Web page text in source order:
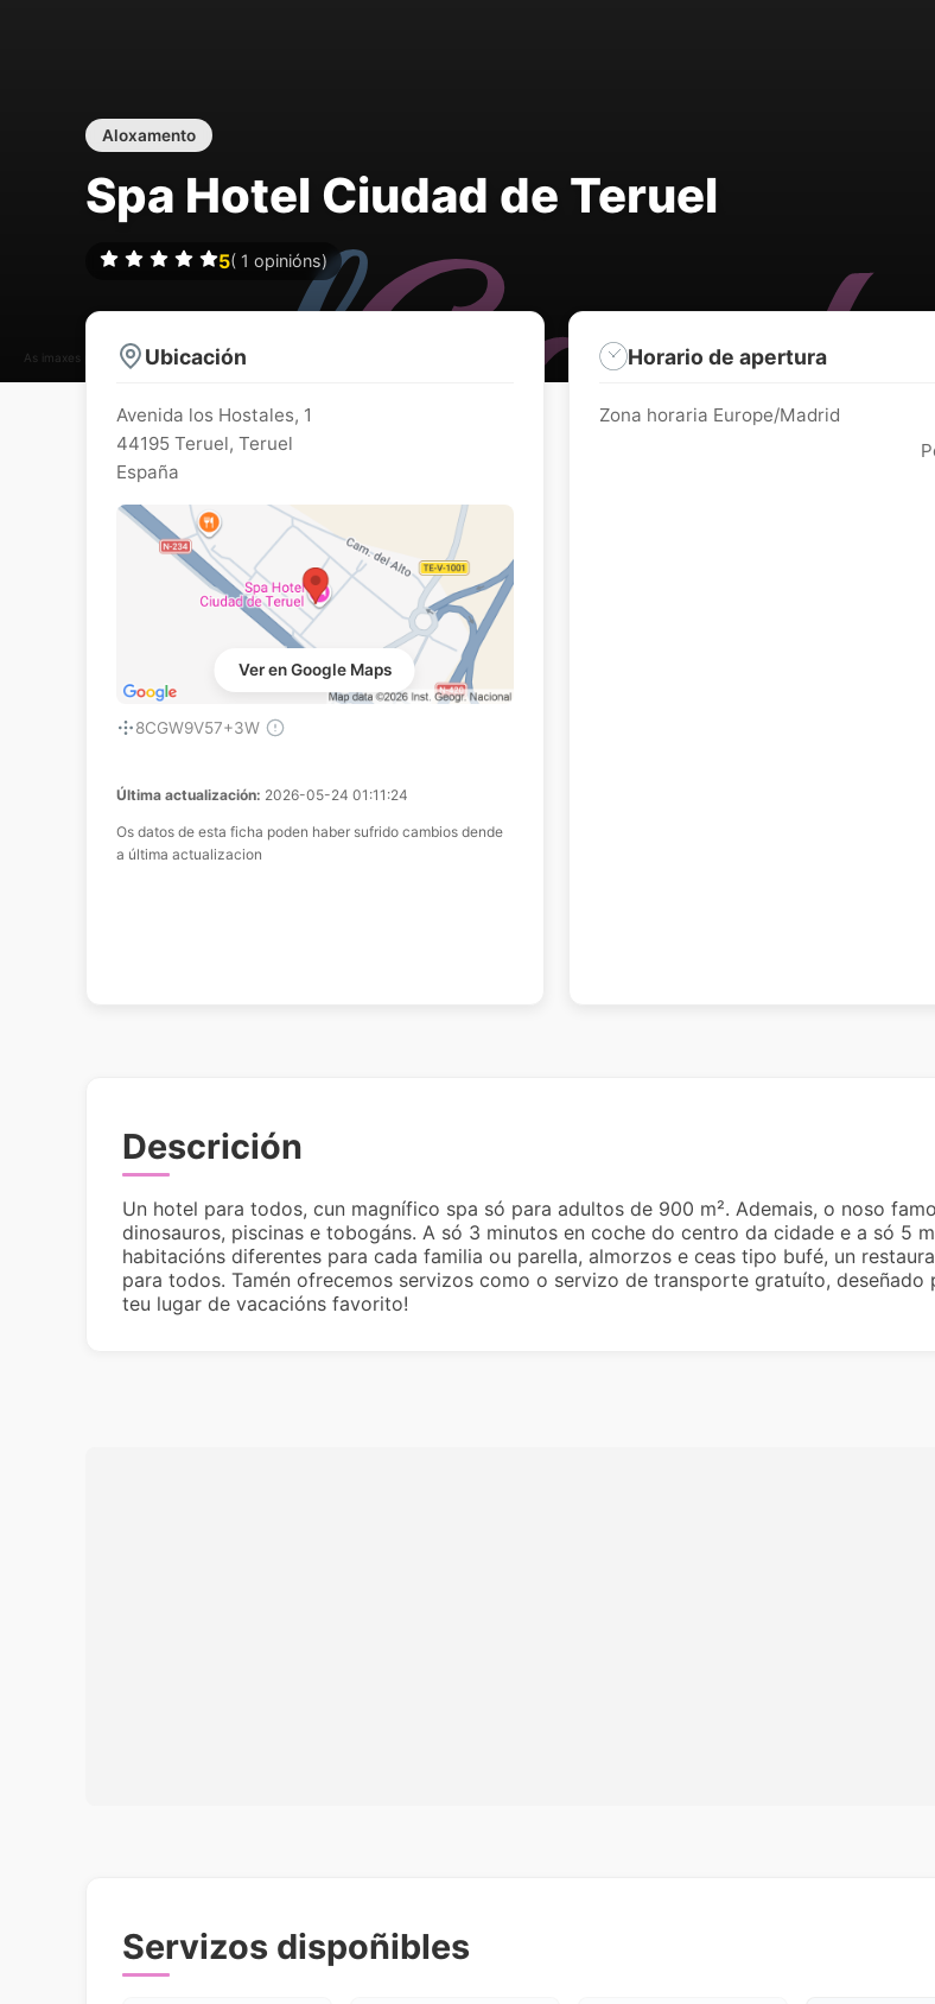
As imaxes poden estar suxeitas a dereitos de autor
Aloxamento
Spa Hotel Ciudad de Teruel
5( 1 opinións)
Ubicación
Avenida los Hostales, 1
44195 Teruel, Teruel
España
Ver en Google Maps
8CGW9V57+3W
Última actualización: 2026-05-24 01:11:24
Os datos de esta ficha poden haber sufrido cambios dende
a última actualizacion
Horario de apertura
Zona horaria Europe/Madrid
Descrición
Un hotel para todos, cun magnífico spa só para adultos de 900 m². Ademais, o noso
dinosauros, piscinas e tobogáns. A só 3 minutos en coche do centro da cidade e a só 5
habitacións diferentes para cada familia ou parella, almorzos e ceas tipo bufé, un
para todos. Tamén ofrecemos servizos como o servizo de transporte gratuíto, deseñado
teu lugar de vacacións favorito!
Servizos dispoñibles